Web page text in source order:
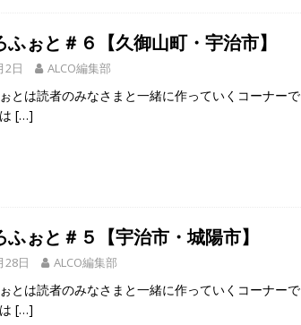
ふぉと＃６【久御山町・宇治市】
2日 ALCO編集部
とは読者のみなさまと一緒に作っていくコーナーで
[…]
ぉと＃５【宇治市・城陽市】
28日 ALCO編集部
とは読者のみなさまと一緒に作っていくコーナーで
[…]